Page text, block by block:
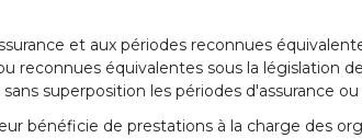
et aux périodes reconnues
reconnues équivalentes sous la législation
superposition les périodes d'assurance
bénéficie de prestations à la charge des